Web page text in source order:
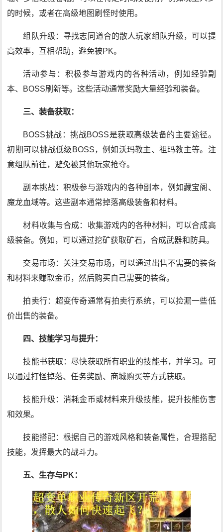
的时候，或者在高级地图刷怪时使用。
组队升级：寻找志同道合的散人玩家组队升级，可以提
高效率，互相帮助，避免被PK。
活动参与：积极参与游戏内的各种活动，例如经验副
本、BOSS刷新等。这些活动通常奖励大量经验和装备。
三、装备获取：
BOSS挑战：挑战BOSS是获取高级装备的主要途径。
初期可以挑战低级BOSS，例如沃玛教主、祖玛教主等。注
意组队前往，避免被其他玩家抢夺。
副本挑战：积极参与游戏内的各种副本，例如藏宝阁、
魔龙血域等。这些副本通常掉落高级装备和材料。
材料收集与合成：收集游戏内的各种材料，可以合成高
级装备。例如，可以通过挖矿获取矿石，合成武器和防具。
交易市场：关注交易市场，可以通过出售不需要的装备
和材料来赚取金币，然后购买自己需要的装备。
拍卖行：超变传奇通常有拍卖行系统，可以捡漏一些低
价出售的装备。
四、技能学习与提升：
技能书获取：尽快获取所有职业的技能书，并学习。可
以通过打怪掉落、任务奖励、商城购买等方式获取。
技能升级：消耗金币或材料来升级技能，提升技能伤害
和效果。
技能搭配：根据自己的游戏风格和装备属性，合理搭配
技能，发挥最大的战斗力。
五、生存与PK：